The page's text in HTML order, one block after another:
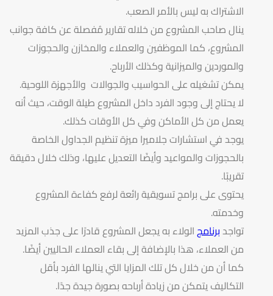
الاشتراك به ليس بالأمر الصعب.
ينال صاحب المشروع من خلاله تقارير مُفصلة عن كافة جوانب
المشروع، كما الموظفين والعملاء والمخازن والحجوزات
والموردين والميزانية وكذلك الأرباح.
يمكن تشغيله على الحواسيب والجوالات والأجهزة اللوحية.
لا يحتاج إلى وجود الفرد داخل المشروع طيلة الوقت، حيث أنه
يعمل من كل الأماكن وفي كل الأوقات كذلك.
يوجد في استشارات جلاميرا ميزة تنظيم الجداول الخاصة
بالحجوزات والمواعيد وأيضًا التعديل عليها، وذلك خلال دقيقة
تقريبًا.
يحتوى على برامج تسويقية رائعة لرفع كفاءة المشروع
وخدمته.
تواجدبرنامجالولاء به يجعل المشروع قادرًا على جذب المزيد
من العملاء، هذا بالإضافة إلى بقاء العملاء الحاليين أيضًا.
كما أن من خلال كل تلك المزايا التي ينالها الفرد بأقل
التكاليف يتمكن من زيادة أرباحه بصورة جيدة جدًا.